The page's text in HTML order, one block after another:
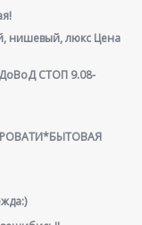
нишевый, люкс Цена
СТОП 9.08-